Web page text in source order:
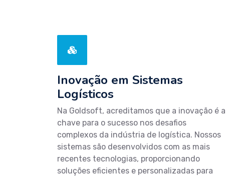
Inovação em Sistemas
Logísticos
Na Goldsoft, acreditamos que a inovação é a
chave para o sucesso nos desafios
complexos da indústria de logística. Nossos
sistemas são desenvolvidos com as mais
recentes tecnologias, proporcionando
soluções eficientes e personalizadas para